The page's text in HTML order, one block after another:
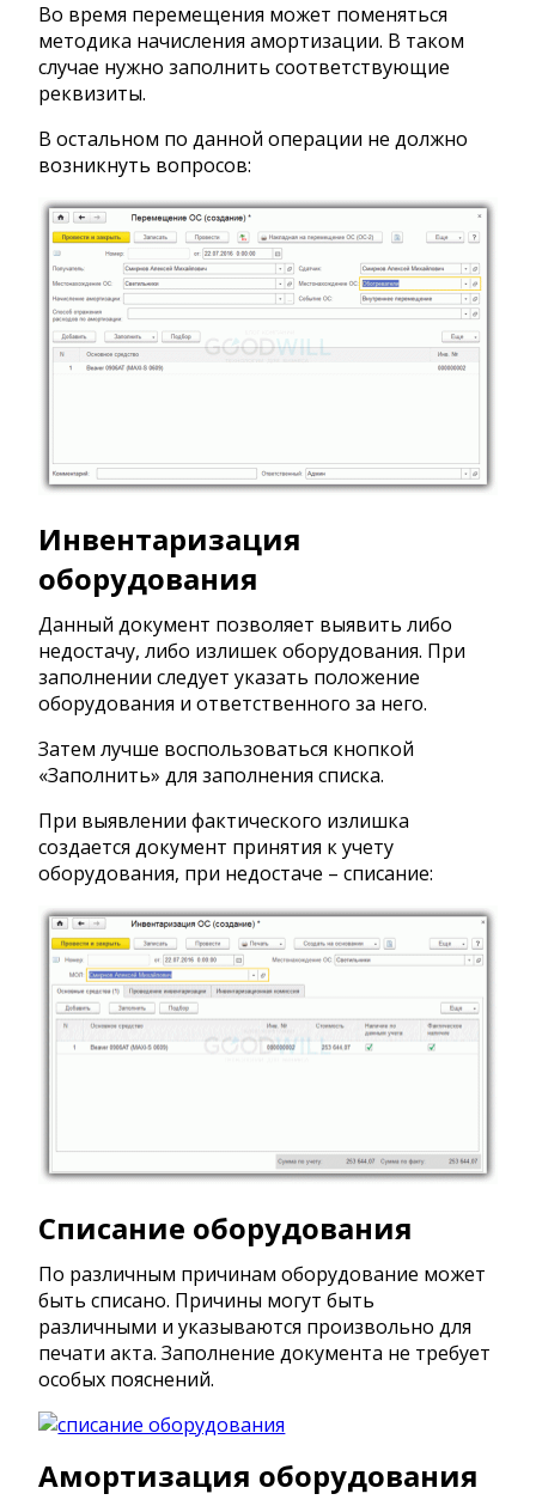
Во время перемещения может поменяться
методика начисления амортизации. В таком
случае нужно заполнить соответствующие
реквизиты.
В остальном по данной операции не должно
возникнуть вопросов:
Инвентаризация
оборудования
Данный документ позволяет выявить либо
недостачу, либо излишек оборудования. При
заполнении следует указать положение
оборудования и ответственного за него.
Затем лучше воспользоваться кнопкой
«Заполнить» для заполнения списка.
При выявлении фактического излишка
создается документ принятия к учету
оборудования, при недостаче – списание:
Списание оборудования
По различным причинам оборудование может
быть списано. Причины могут быть
различными и указываются произвольно для
печати акта. Заполнение документа не требует
особых пояснений.
Амортизация оборудования